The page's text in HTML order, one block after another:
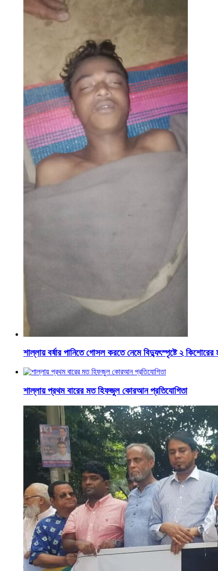
শাল্লায় বর্ষার পানিতে গোসল করতে নেমে বিদ্যুৎস্পৃষ্টে ২ কিশোরের
শাল্লায় প্রথম বারের মত হিফজুল কোরআন প্রতিযোগিতা